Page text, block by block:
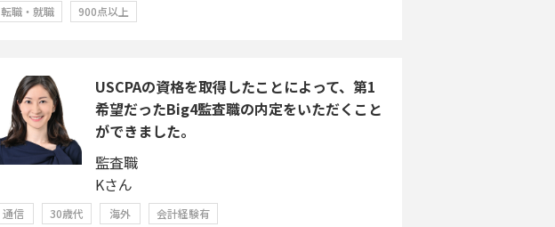
転職・就職
900点以上
USCPAの資格を取得したことによって、第1
希望だったBig4監査職の内定をいただくこと
ができました。
監査職
Kさん
通信 30歳代 海外
会計経験有